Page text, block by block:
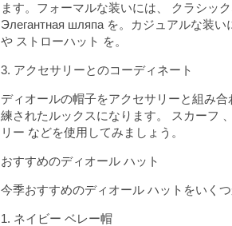
ます。フォーマルな装いには、 クラシッ
Элегантная шляпа を。カジュアルな装い
や ストローハット を。
3. アクセサリーとのコーディネート
ディオールの帽子をアクセサリーと組み
練されたルックスになります。 スカーフ
リー などを使用してみましょう。
おすすめのディオール ハット
今季おすすめのディオール ハットをいく
1. ネイビー ベレー帽